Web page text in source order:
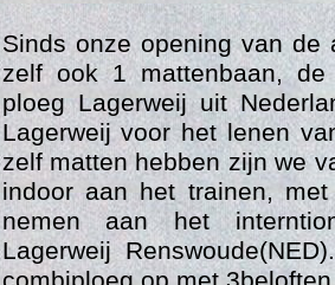
Sinds onze opening van de
zelf ook 1 mattenbaan,
ploeg Lagerweij uit
Lagerweij voor het lenen
zelf matten hebben zijn we
indoor aan het trainen,
nemen aan het
Lagerweij